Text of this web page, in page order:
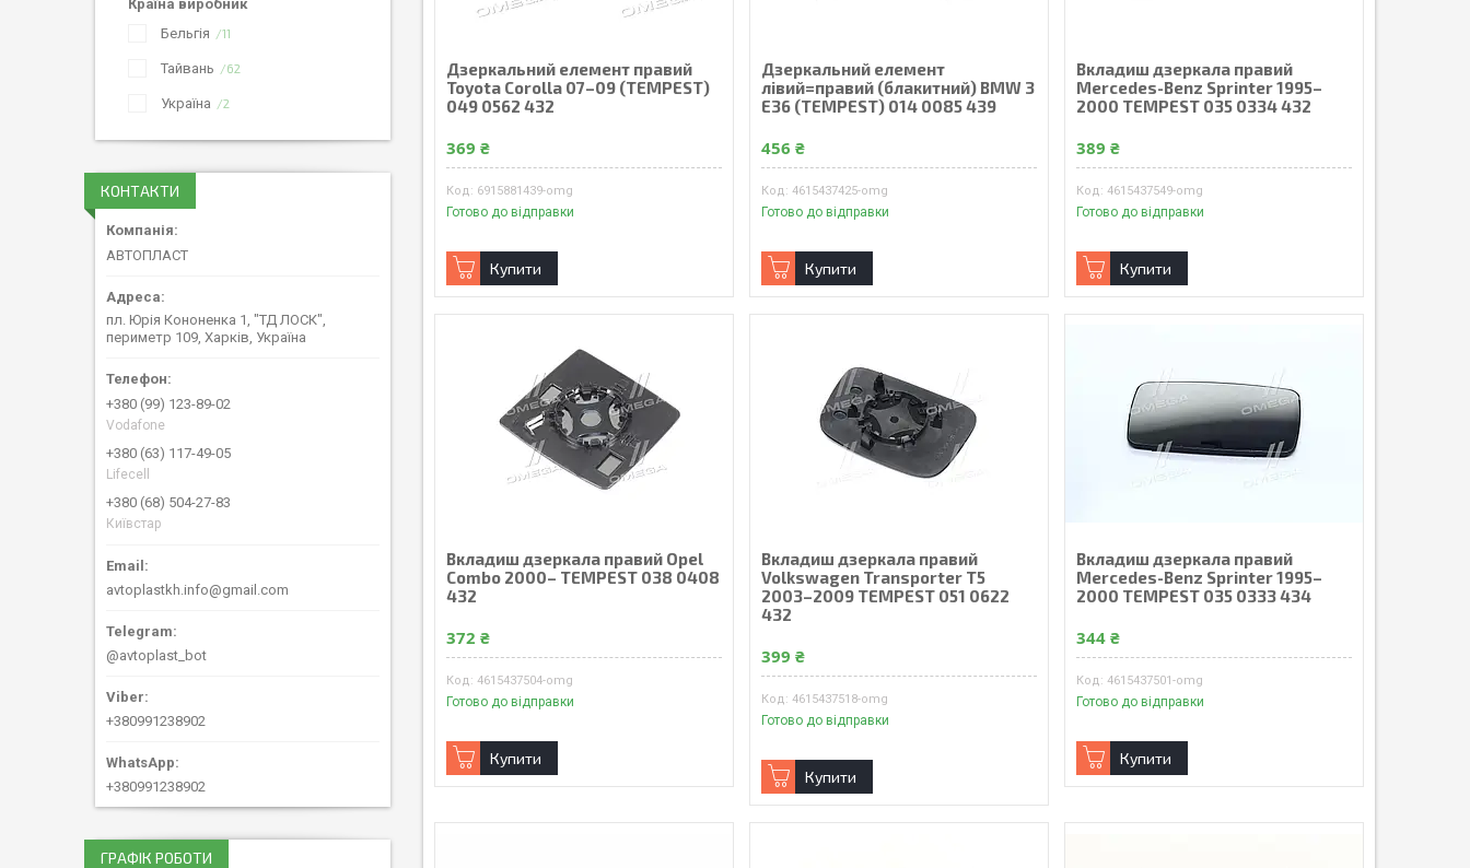
Дзеркальний елемент правий
Toyota Corolla 07–09 (TEMPEST)
049 0562 432
369 ₴
6915881439-omg
Готово до відправки
Купити
Дзеркальний елемент
лівий=правий (блакитний) BMW 3
E36 (TEMPEST) 014 0085 439
456 ₴
4615437425-omg
Готово до відправки
Купити
Вкладиш дзеркала правий
Mercedes-Benz Sprinter 1995–
2000 TEMPEST 035 0334 432
389 ₴
4615437549-omg
Готово до відправки
Купити
Вкладиш дзеркала правий Opel
Combo 2000– TEMPEST 038 0408
432
372 ₴
4615437504-omg
Готово до відправки
Купити
Вкладиш дзеркала правий
Volkswagen Transporter T5
2003–2009 TEMPEST 051 0622
432
399 ₴
4615437518-omg
Готово до відправки
Купити
Вкладиш дзеркала правий
Mercedes-Benz Sprinter 1995–
2000 TEMPEST 035 0333 434
344 ₴
4615437501-omg
Готово до відправки
Купити
Країна виробник
Бельгія
11
Тайвань 62
Україна 2
КОНТАКТИ
АВТОПЛАСТ
пл. Юрія Кононенка 1, "ТД ЛОСК",
периметр 109, Харків, Україна
+380 (99) 123-89-02
Vodafone
+380 (63) 117-49-05
Lifecell
+380 (68) 504-27-83
Київстар
avtoplastkh.info@gmail.com
@avtoplast_bot
+380991238902
+380991238902
ГРАФІК РОБОТИ